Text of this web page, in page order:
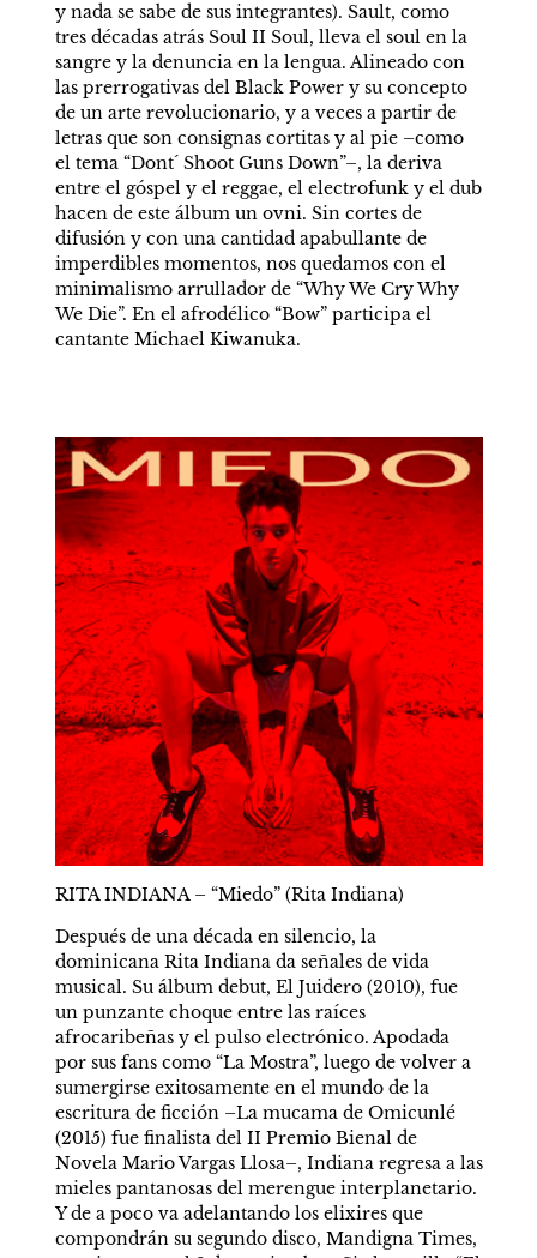
y nada se sabe de sus integrantes). Sault, como
tres décadas atrás Soul II Soul, lleva el soul en la
sangre y la denuncia en la lengua. Alineado con
las prerrogativas del Black Power y su concepto
de un arte revolucionario, y a veces a partir de
letras que son consignas cortitas y al pie –como
el tema “Dont´ Shoot Guns Down”–, la deriva
entre el góspel y el reggae, el electrofunk y el dub
hacen de este álbum un ovni. Sin cortes de
difusión y con una cantidad apabullante de
imperdibles momentos, nos quedamos con el
minimalismo arrullador de “Why We Cry Why
We Die”. En el afrodélico “Bow” participa el
cantante Michael Kiwanuka.
RITA INDIANA – “Miedo” (Rita Indiana)
Después de una década en silencio, la
dominicana Rita Indiana da señales de vida
musical. Su álbum debut, El Juidero (2010), fue
un punzante choque entre las raíces
afrocaribeñas y el pulso electrónico. Apodada
por sus fans como “La Mostra”, luego de volver a
sumergirse exitosamente en el mundo de la
escritura de ficción –La mucama de Omicunlé
(2015) fue finalista del II Premio Bienal de
Novela Mario Vargas Llosa–, Indiana regresa a las
mieles pantanosas del merengue interplanetario.
Y de a poco va adelantando los elixires que
compondrán su segundo disco, Mandigna Times,